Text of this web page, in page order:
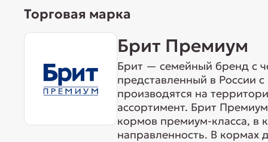
Торговая марка
Брит Премиум
Брит — семейный бренд с
представленный в России
производятся на
ассортимент. Брит
кормов премиум-класса, в
направленность. В кормах